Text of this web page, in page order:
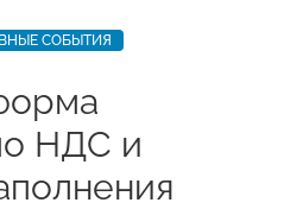
СОБЫТИЯ
НДС и